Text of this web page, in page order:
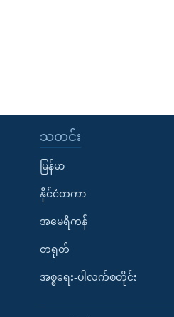
သတင်း
မြန်မာ
နိုင်ငံတကာ
အမေရိကန်
တရုတ်
အစ္စရေး-ပါလက်စတိုင်း